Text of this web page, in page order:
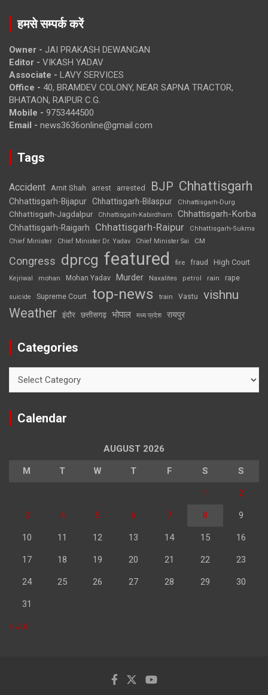
हमसे सम्पर्क करें
Owner - JAI PRAKASH DEWANGAN
Editor - VIKASH YADAV
Associate - LAVY SERVICES
Office - 40, BRAMDEV COLONY, NEAR SAPNA TRACTOR,
BHATAON, RAIPUR C.G.
Mobile - 9753444500
Email - news3636online@gmail.com
Tags
Accident Amit Shah arrest arrested BJP Chhattisgarh
Chhattisgarh-Bijapur Chhattisgarh-Bilaspur Chhattisgarh-Durg
Chhattisgarh-Jagdalpur Chhattisgarh-Kabirdham Chhattisgarh-Korba
Chhattisgarh-Raigarh Chhattisgarh-Raipur
Chhattisgarh-Sukma
Chief Minister
Chief Minister Dr. Yadav Chief Minister Sai CM
Congress dprcg featured fire fraud High Court
Kejriwal mohan Mohan Yadav Murder Naxalites petrol rain rape
suicide Supreme Court top-news train Vastu vishnu
Weather इंदौर छत्तीसगढ़ भोपाल मध्य प्रदेश रायपुर
Categories
Calendar
AUGUST 2026
M T W T F S S
1 2
3 4 5 6 7 8 9
10 11 12 13 14 15 16
17 18 19 20 21 22 23
24 25 26 27 28 29 30
31
« Jul